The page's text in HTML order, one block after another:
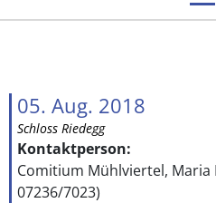
05. Aug. 2018
Schloss Riedegg
Kontaktperson:
Comitium Mühlviertel, Maria
07236/7023)